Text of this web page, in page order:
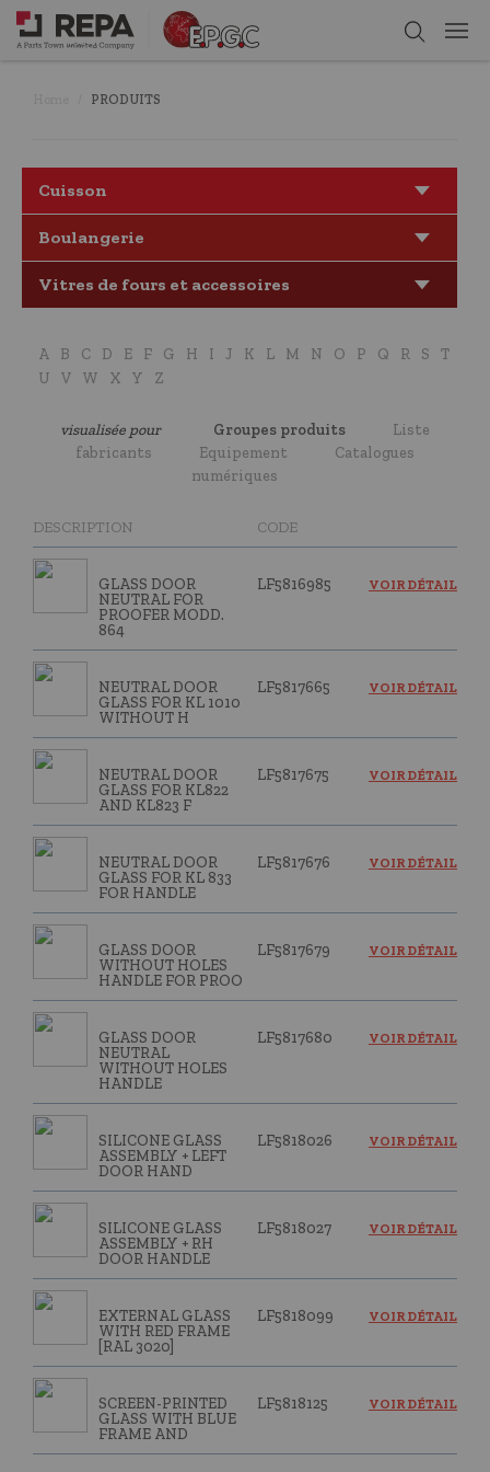
PRODUITS
Cuisson
Boulangerie
Vitres de fours et accessoires
A B C D E F G H I J K L M N O P Q R S
T
U
V W X Y Z
visualisée pour Groupes produits
Liste
fabricants
Equipement
Catalogues
numériques
DESCRIPTION CODE
GLASS DOOR
NEUTRAL FOR
PROOFER MODD.
864
LF5816985 VOIR DÉTAIL
NEUTRAL DOOR
GLASS FOR KL 1010
WITHOUT H
LF5817665 VOIR DÉTAIL
NEUTRAL DOOR
GLASS FOR KL822
AND KL823 F
LF5817675 VOIR DÉTAIL
NEUTRAL DOOR
GLASS FOR KL 833
FOR HANDLE
LF5817676 VOIR DÉTAIL
GLASS DOOR
WITHOUT HOLES
HANDLE FOR PROO
LF5817679 VOIR DÉTAIL
GLASS DOOR
NEUTRAL
WITHOUT HOLES
HANDLE
LF5817680 VOIR DÉTAIL
SILICONE GLASS
ASSEMBLY + LEFT
DOOR HAND
LF5818026 VOIR DÉTAIL
SILICONE GLASS
ASSEMBLY + RH
DOOR HANDLE
LF5818027 VOIR DÉTAIL
EXTERNAL GLASS
WITH RED FRAME
[RAL 3020]
LF5818099 VOIR DÉTAIL
SCREEN-PRINTED
GLASS WITH BLUE
FRAME AND
LF5818125 VOIR DÉTAIL